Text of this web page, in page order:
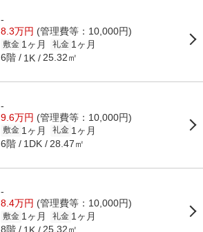
-
8.3万円 (管理費等：10,000円)
敷金 1ヶ月 礼金 1ヶ月
6階 1K 25.32㎡
-
9.6万円 (管理費等：10,000円)
敷金 1ヶ月 礼金 1ヶ月
6階 1DK 28.47㎡
-
8.4万円 (管理費等：10,000円)
敷金 1ヶ月 礼金 1ヶ月
8階 1K 25.32㎡